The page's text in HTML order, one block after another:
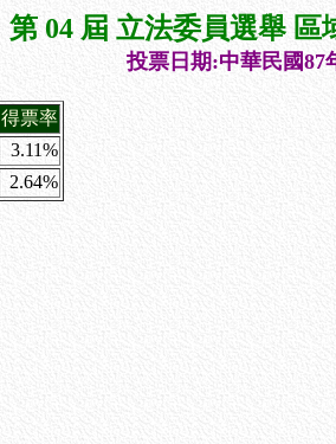
第 04 屆 立法委員選舉 區
投票日期:中華民國87
得票率
3.11%
2.64%